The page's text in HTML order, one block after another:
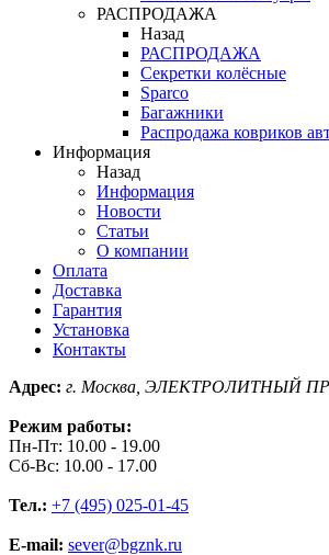
РАСПРОДАЖА
Назад
РАСПРОДАЖА
Секретки колёсные
Sparco
Багажники
Распродажа ковриков
Информация
Назад
Информация
Новости
Статьи
О компании
Оплата
Доставка
Гарантия
Установка
Контакты
Адрес: г. Москва, ЭЛЕКТРОЛИТНЫЙ
Режим работы:
Пн-Пт: 10.00 - 19.00
Сб-Вс: 10.00 - 17.00
Тел.: +7 (495) 025-01-45
E-mail: sever@bgznk.ru